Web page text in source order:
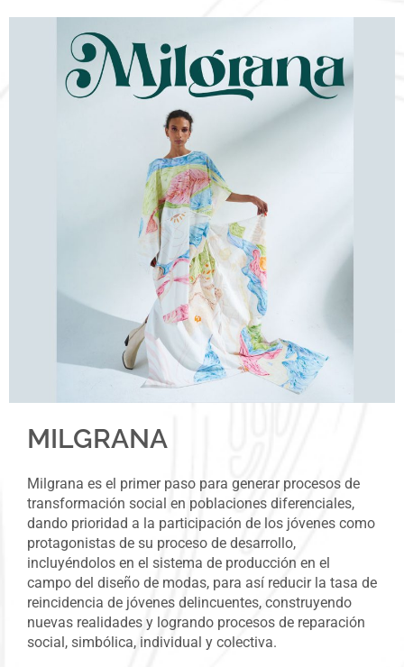
MILGRANA
Milgrana es el primer paso para generar procesos de
transformación social en poblaciones diferenciales,
dando prioridad a la participación de los jóvenes como
protagonistas de su proceso de desarrollo,
incluyéndolos en el sistema de producción en el
campo del diseño de modas, para así reducir la tasa de
reincidencia de jóvenes delincuentes, construyendo
nuevas realidades y logrando procesos de reparación
social, simbólica, individual y colectiva.